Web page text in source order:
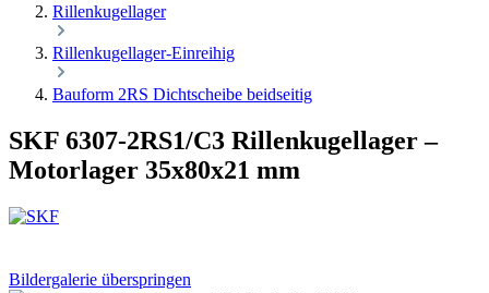
Rillenkugellager
Rillenkugellager-Einreihig
Bauform 2RS Dichtscheibe beidseitig
SKF 6307-2RS1/C3 Rillenkugellager –
Motorlager 35x80x21 mm
Bildergalerie überspringen